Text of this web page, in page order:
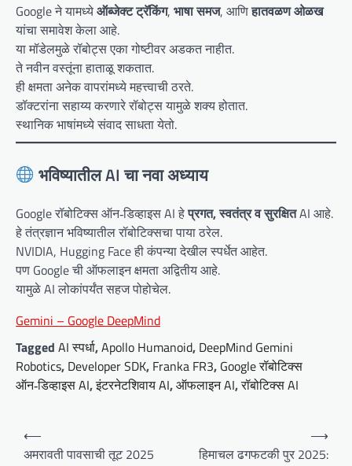
Google ने यामध्येऑब्जेक्ट ट्रॅकिंग, भाषा समज, आणिहातवळण ओळख
यांचा समावेश केला आहे.
या मॉडेलमुळे रॉबोट्स एका गोष्टीवर अडकत नाहीत.
ते नवीन वस्तूंना हाताळू शकतात.
ही क्षमता अनेक वापरांमध्ये महत्त्वाची ठरते.
डॉक्टरांना सहाय्य करणारे रॉबोट्स यामुळे शक्य होतात.
स्थानिक भाषांमध्ये संवाद साधता येतो.
भविष्यातील AI चा नवा अध्याय
Google रॉबोटिक्स ऑन‑डिव्हाइस AI हेप्रगत, स्वतंत्र व सुरक्षितAI आहे.
हे तंत्रज्ञान भविष्यातील रॉबोटिक्सचा पाया ठरेल.
NVIDIA, Hugging Face ही कंपन्या देखील स्पर्धेत आहेत.
पण Google ची ऑफलाइन क्षमता अद्वितीय आहे.
यामुळे AI लोकांपर्यंत सहज पोहोचेल.
Gemini – Google DeepMind
Tagged AI स्पर्धा,Apollo Humanoid, DeepMind Gemini
Robotics, Developer SDK, Franka FR3, Google रॉबोटिक्स
ऑन‑डिव्हाइस AI,इंटरनेटशिवाय AI,ऑफलाइन AI,रॉबोटिक्स AI
⟵
अमरावती पावसाची तूट 2025
हिमाचल ढगफटकी पुर 2025:
⟶